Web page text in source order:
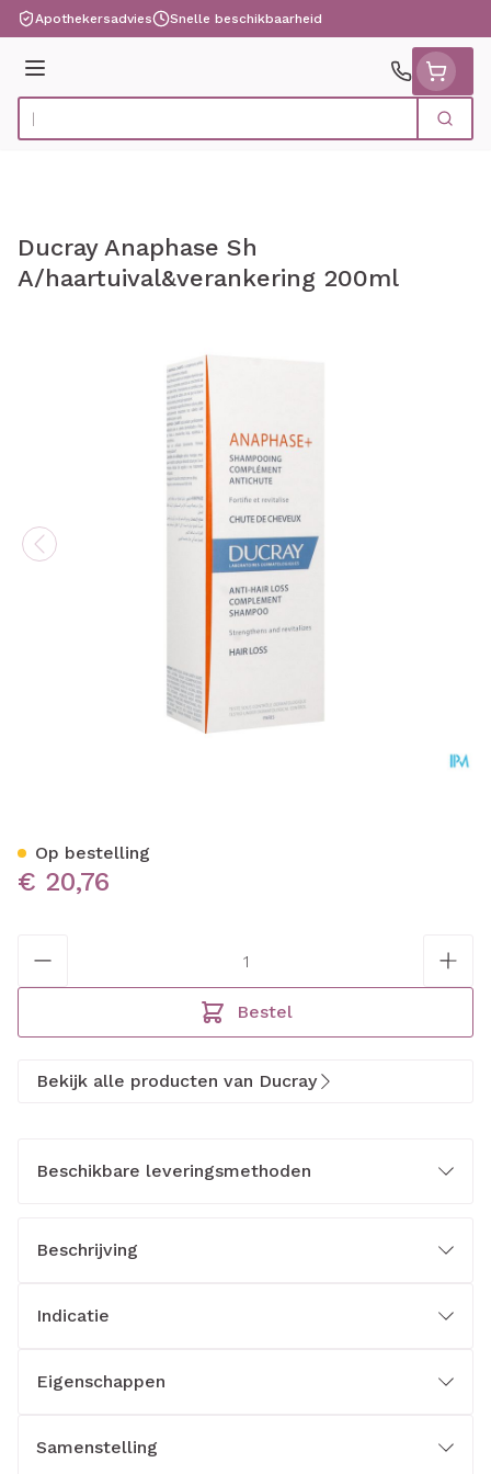
Ga naar de inhoud
Apothekersadvies Snelle beschikbaarheid
Menu
Product, merk, categorie... Zoek
Ducray Anaphase Sh
A/haartuival&verankering 200ml
€ 20,76
Bestel
Op bestelling
Bekijk alle producten van Ducray
Beschikbare leveringsmethoden
Beschrijving
Indicatie
Eigenschappen
Samenstelling